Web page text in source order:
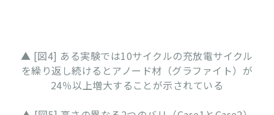
▲ [図4] ある実験では10サイクルの充放電サイクル
を繰り返し続けるとアノード材（グラファイト）が
24％以上増大することが示されている